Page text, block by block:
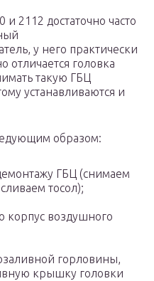
2112 достаточно часто
у него практически
отличается головка
такую ГБЦ
устанавливаются и
образом:
ГБЦ (снимаем
тосол);
корпус воздушного
горловины,
крышку головки